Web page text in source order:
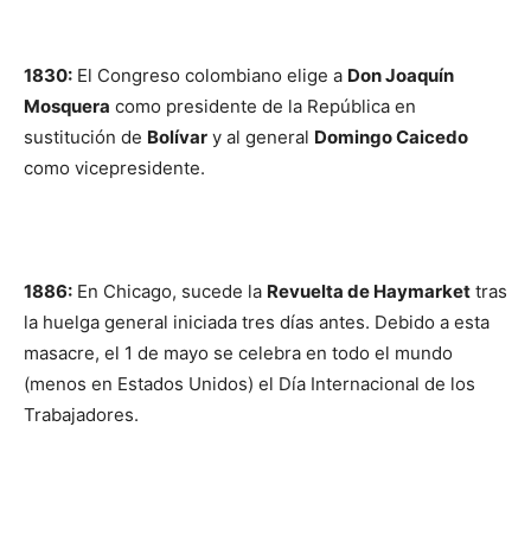
1830: El Congreso colombiano elige a Don Joaquín
Mosquera como presidente de la República en
sustitución de Bolívar y al general Domingo Caicedo
como vicepresidente.
1886: En Chicago, sucede la Revuelta de Haymarket tras
la huelga general iniciada tres días antes. Debido a esta
masacre, el 1 de mayo se celebra en todo el mundo
(menos en Estados Unidos) el Día Internacional de los
Trabajadores.